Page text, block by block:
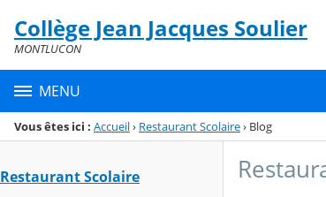
Menu de la rubrique
Contenu
Collège Jean Jacques Soulier
MONTLUCON
MENU
Vous êtes ici : Accueil› Restaurant Scolaire› Blog
Restaurant Scolaire